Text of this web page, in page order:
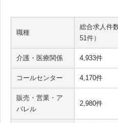
職種
総合求人件
51件）
介護・医療関係 4,933件
コールセンター 4,170件
販売・営業・ア
パレル
2,980件